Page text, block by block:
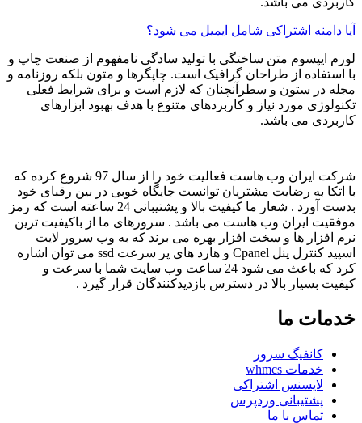
آیا دامنه اشتراکی شامل ایمیل می شود؟
لورم ایپسوم متن ساختگی با تولید سادگی نامفهوم از صنعت چاپ و
با استفاده از طراحان گرافیک است. چاپگرها و متون بلکه روزنامه و
مجله در ستون و سطرآنچنان که لازم است و برای شرایط فعلی
تکنولوژی مورد نیاز و کاربردهای متنوع با هدف بهبود ابزارهای
کاربردی می باشد.
شرکت ایران وب هاست فعالیت خود را از سال 97 شروع کرده که
با اتکا به رضایت مشتریان توانست جایگاه خوبی در بین رقبای خود
بدست آورد . شعار ما کیفیت بالا و پشتیبانی 24 ساعته است که رمز
موفقیت ایران وب هاست می باشد . سرورهای ما از باکیفیت ترین
نرم افزار ها و سخت افزار بهره می برند که به وب سرور لایت
اسپید کنترل پنل Cpanel و هارد های پر سرعت ssd می توان اشاره
کرد که باعث می شود 24 ساعت وب سایت شما با سرعت و
کیفیت بسیار بالا در دسترس بازدیدکنندگان قرار گیرد .
خدمات ما
کانفیگ سرور
خدمات whmcs
لایسنس اشتراکی
پشتیبانی وردپرس
تماس با ما